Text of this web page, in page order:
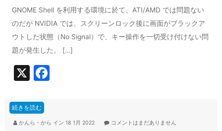
GNOME Shell を利用する環境に於て、ATI/AMD では問題ない
のだが NVIDIA では、スクリーンロック後に画面がブラックア
ウトした状態（No Signal）で、キー操作を一切受け付けない問
題が発生した。 […]
X F
e
続きを読む
かんら・から イン 18 1月 2022 コメントはまだありません